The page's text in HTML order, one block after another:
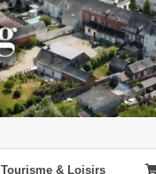
Tourisme & Loisirs